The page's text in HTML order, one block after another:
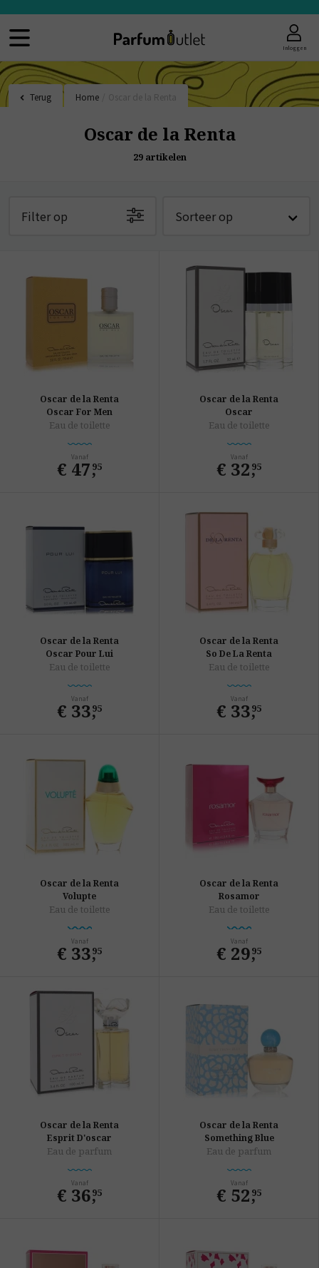
Inloggen
Terug Home
Oscar de la Renta
29 artikelen
Filter op Sorteer op
Oscar de la Renta
Oscar For Men
Eau de toilette
Vanaf
€ 47,
95
Oscar de la Renta
Oscar
Eau de toilette
Vanaf
€ 32,
95
Oscar de la Renta
Oscar Pour Lui
Eau de toilette
Vanaf
€ 33,
95
Oscar de la Renta
So De La Renta
Eau de toilette
Vanaf
€ 33,
95
Oscar de la Renta
Volupte
Eau de toilette
Vanaf
€ 33,
95
Oscar de la Renta
Rosamor
Eau de toilette
Vanaf
€ 29,
95
Oscar de la Renta
Esprit D'oscar
Eau de parfum
Vanaf
€ 36,
95
Oscar de la Renta
Something Blue
Eau de parfum
Vanaf
€ 52,
95